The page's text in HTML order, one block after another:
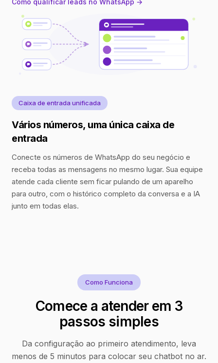
Como qualificar leads no WhatsApp →
Caixa de entrada unificada
Vários números, uma única caixa de
entrada
Conecte os números de WhatsApp do seu negócio e
receba todas as mensagens no mesmo lugar. Sua equipe
atende cada cliente sem ficar pulando de um aparelho
para outro, com o histórico completo da conversa e a IA
junto em todas elas.
Como Funciona
Comece a atender em 3
passos simples
Da configuração ao primeiro atendimento, leva
menos de 5 minutos para colocar seu chatbot no ar.